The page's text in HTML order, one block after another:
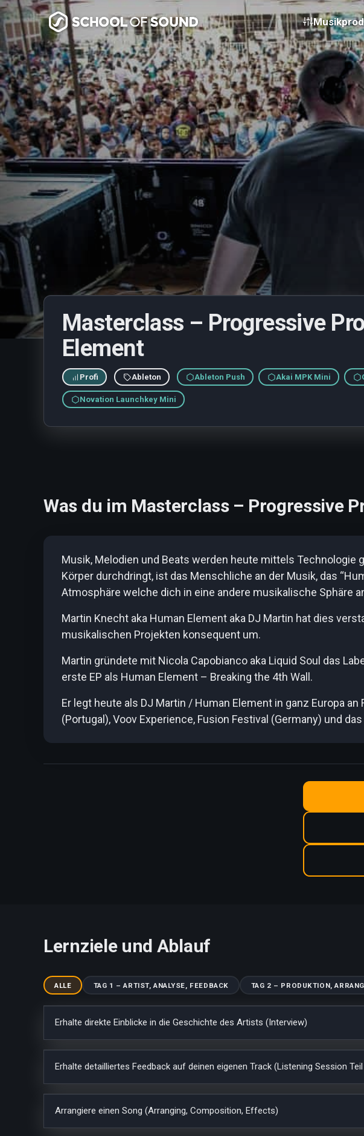
Masterclass – Progressive
Element
Profi Ableton Ableton Push Akai MPK Mini
Novation Launchkey Mini
Was du im Masterclass – Progressive
Musik, Melodien und Beats werden heute mittels Technologie
Körper durchdringt, ist das Menschliche an der Musik, das
Atmosphäre welche dich in eine andere musikalische Sphäre
Martin Knecht aka Human Element aka DJ Martin hat dies
musikalischen Projekten konsequent um.
Martin gründete mit Nicola Capobianco aka Liquid Soul das
erste EP als Human Element – Breaking the 4th Wall.
Er legt heute als DJ Martin / Human Element in ganz Europa
(Portugal), Voov Experience, Fusion Festival (Germany) und
Lernziele und Ablauf
ALLE TAG 1 – ARTIST, ANALYSE, FEEDBACK TAG 2 – PRODUKTION,
Erhalte direkte Einblicke in die Geschichte des Artists (Interview)
Erhalte detailliertes Feedback auf deinen eigenen Track (Listening Session
Arrangiere einen Song (Arranging, Composition, Effects)